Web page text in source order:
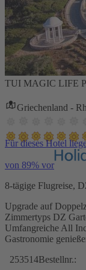
TUI MAGIC LIFE
Griechenland -
Für dieses Hotel
von 89% vor
8-tägige Flugreise,
Upgrade auf
Zimmertyps DZ
Umfangreiche All
Gastronomie
253514Bestellnr.: